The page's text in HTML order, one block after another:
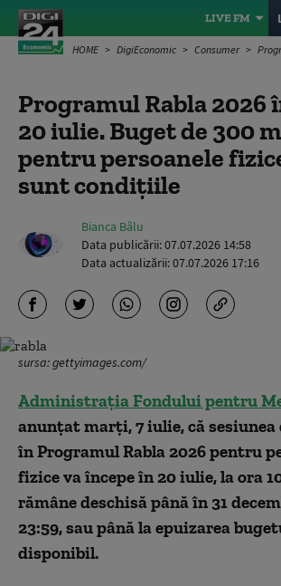
LIVE FM
HOME DigiEconomic Consumer Programul Rabla
Programul Rabla 2026
20 iulie. Buget de 300
pentru persoanele
sunt condițiile
Bianca Bâlu
Data publicării:07.07.2026 14:58
Data actualizării:07.07.2026 17:16
sursa: gettyimages.com/
Administrația Fondului pentru
anunțat marți, 7 iulie, că sesiunea
în Programul Rabla 2026 pentru
fizice va începe în 20 iulie, la ora
rămâne deschisă până în 31
23:59, sau până la epuizarea
disponibil.